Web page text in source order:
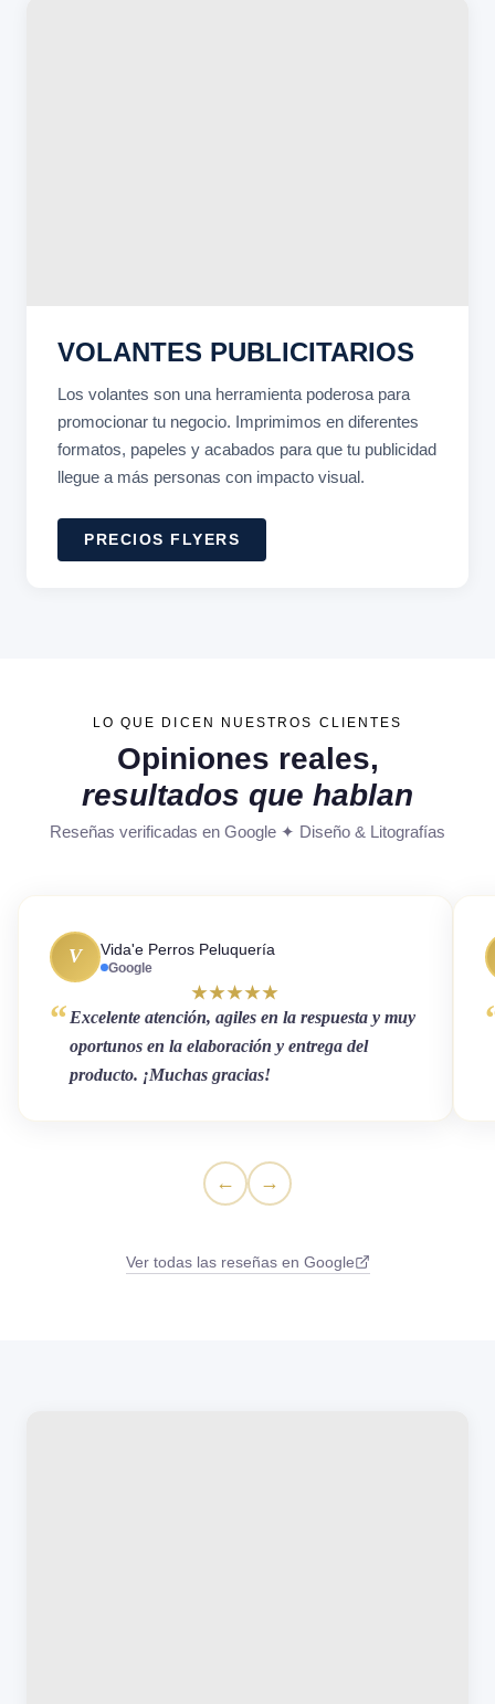
VOLANTES PUBLICITARIOS
Los volantes son una herramienta poderosa para
promocionar tu negocio. Imprimimos en diferentes
formatos, papeles y acabados para que tu publicidad
llegue a más personas con impacto visual.
PRECIOS FLYERS
LO QUE DICEN NUESTROS CLIENTES
Opiniones reales,
resultados que hablan
Reseñas verificadas en Google ✦ Diseño & Litografías
V Vida'e Perros Peluquería
Google
★★★★★
Excelente atención, agiles en la respuesta y muy
oportunos en la elaboración y entrega del
producto. ¡Muchas gracias!
← →
Ver todas las reseñas en Google